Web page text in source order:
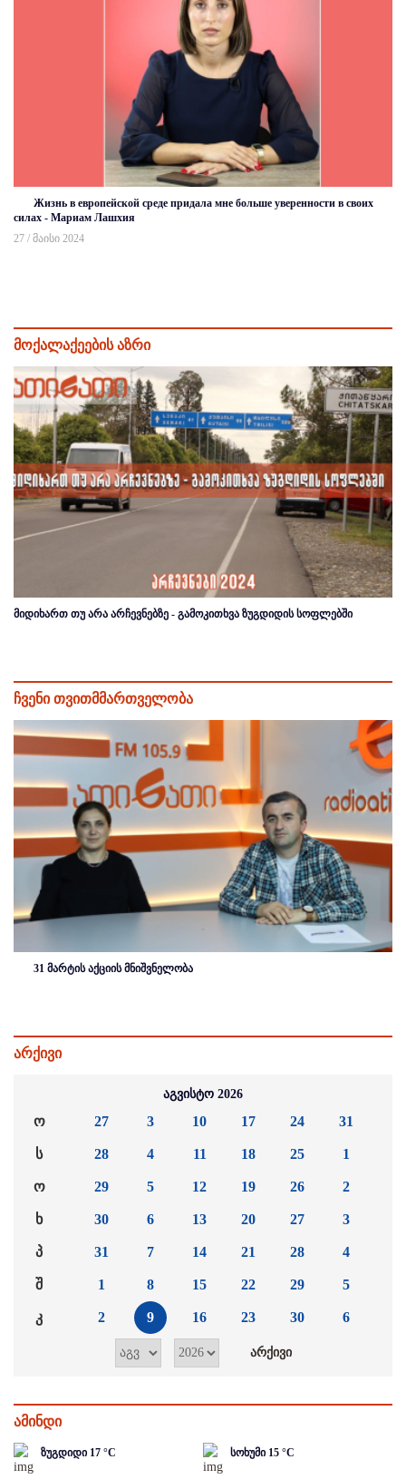
Жизнь в европейской среде придала мне больше уверенности в своих
силах - Мариам Лашхия
27 / მაისი 2024
მოქალაქეების აზრი
მიდიხართ თუ არა არჩევნებზე - გამოკითხვა ზუგდიდის სოფლებში
ჩვენი თვითმმართველობა
31 მარტის აქციის მნიშვნელობა
არქივი
აგვისტო 2026
ო
ს
ო
ხ
პ
შ
კ
27
28
29
30
31
1
2
3
4
5
6
7
8
9
10
11
12
13
14
15
16
17
18
19
20
21
22
23
24
25
26
27
28
29
30
31
1
2
3
4
5
6
ამინდი
ზუგდიდი 17 °C სოხუმი 15 °C